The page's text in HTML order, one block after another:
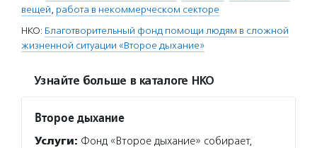
вещей, работа в некоммерческом секторе
НКО: Благотворительный фонд помощи людям в сложной
жизненной ситуации «Второе дыхание»
Узнайте больше в каталоге НКО
Второе дыхание
Услуги: Фонд «Второе дыхание» собирает,